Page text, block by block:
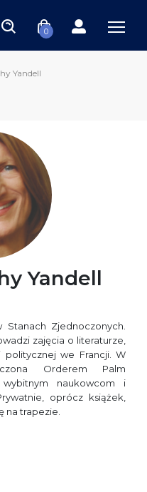
0
Yandell
Yandell
Zjednoczonych.
zajęcia o literaturze,
politycznej we Francji. W
Orderem Palm
wybitnym naukowcom i
oprócz książek,
na trapezie.